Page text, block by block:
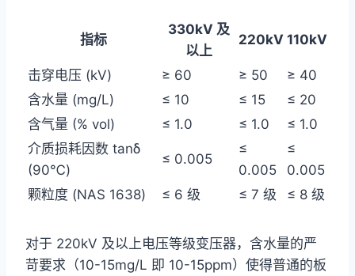
指标
330kV 及
以上
220kV 110kV
击穿电压 (kV) ≥ 60 ≥ 50
≥ 40
含水量 (mg/L)
≤ 10 ≤ 15
≤ 20
含气量 (% vol)
≤ 1.0 ≤ 1.0
≤ 1.0
介质损耗因数 tanδ
(90℃)
≤ 0.005
≤
0.005
≤
0.005
颗粒度 (NAS 1638)
≤ 6 级 ≤ 7 级 ≤ 8 级
对于 220kV 及以上电压等级变压器，含水量的严
苛要求（10-15mg/L 即 10-15ppm）使得普通的板